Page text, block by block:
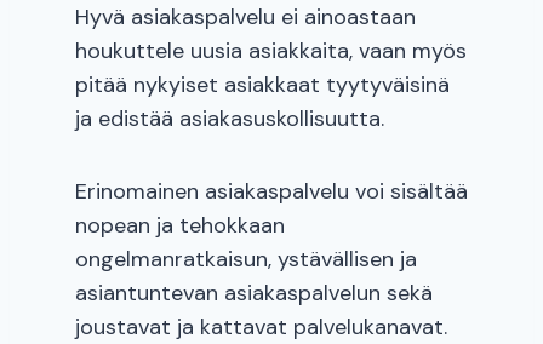
Hyvä asiakaspalvelu ei ainoastaan
houkuttele uusia asiakkaita, vaan myös
pitää nykyiset asiakkaat tyytyväisinä
ja edistää asiakasuskollisuutta.
Erinomainen asiakaspalvelu voi sisältää
nopean ja tehokkaan
ongelmanratkaisun, ystävällisen ja
asiantuntevan asiakaspalvelun sekä
joustavat ja kattavat palvelukanavat.